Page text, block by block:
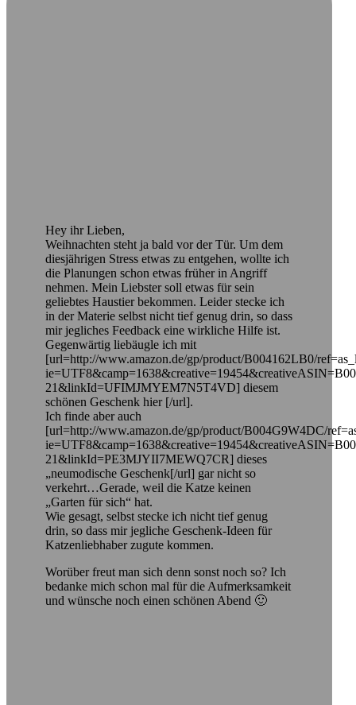
Hey ihr Lieben,
Weihnachten steht ja bald vor der Tür. Um dem
diesjährigen Stress etwas zu entgehen, wollte ich
die Planungen schon etwas früher in Angriff
nehmen. Mein Liebster soll etwas für sein
geliebtes Haustier bekommen. Leider stecke ich
in der Materie selbst nicht tief genug drin, so dass
mir jegliches Feedback eine wirkliche Hilfe ist.
Gegenwärtig liebäugle ich mit
[url=http://www.amazon.de/gp/product/B004162LB0/
21&linkId=UFIMJMYEM7N5T4VD] diesem
schönen Geschenk hier [/url].
Ich finde aber auch
[url=http://www.amazon.de/gp/product/B004G9W4DC/
21&linkId=PE3MJYII7MEWQ7CR] dieses
„neumodische Geschenk[/url] gar nicht so
verkehrt…Gerade, weil die Katze keinen
„Garten für sich“ hat.
Wie gesagt, selbst stecke ich nicht tief genug
drin, so dass mir jegliche Geschenk-Ideen für
Katzenliebhaber zugute kommen.
Worüber freut man sich denn sonst noch so? Ich
bedanke mich schon mal für die Aufmerksamkeit
und wünsche noch einen schönen Abend 🙂